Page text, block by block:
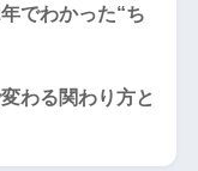
でわかった“ち
わる関わり方と